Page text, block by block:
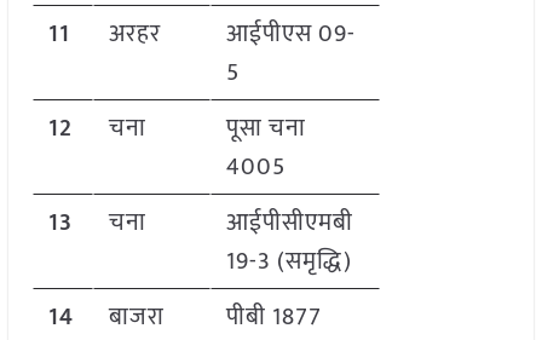
11
अरहर
आईपीएस 09-
5
12
चना
पूसा चना
4005
13
चना
आईपीसीएमबी
19-3 (समृद्धि)
14
बाजरा
पीबी 1877